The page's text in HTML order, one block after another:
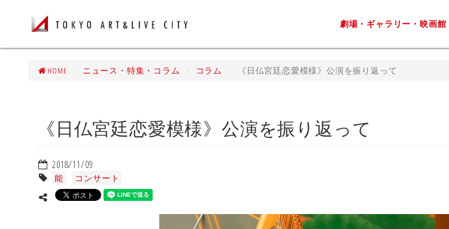
劇場・ギャラリー・映画館
HOME ニュース・特集・コラム コラム 《日仏宮廷恋愛模様》公演を振り返って
《日仏宮廷恋愛模様》公演を振り返って
2018/11/09
能 コンサート